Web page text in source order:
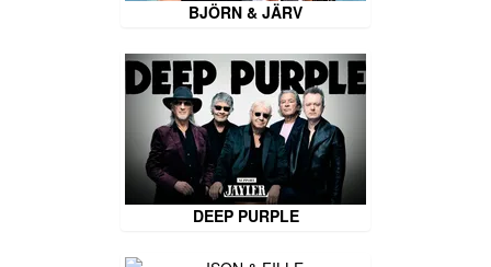
BJÖRN & JÄRV
DEEP PURPLE